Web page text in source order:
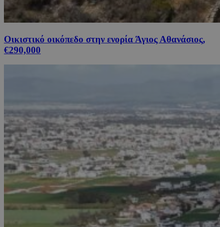
Οικιστικό οικόπεδο στην ενορία Άγιος Αθανάσιος,
€290,000